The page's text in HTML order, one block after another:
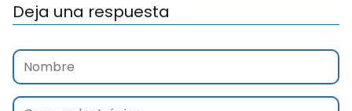
Deja una respuesta